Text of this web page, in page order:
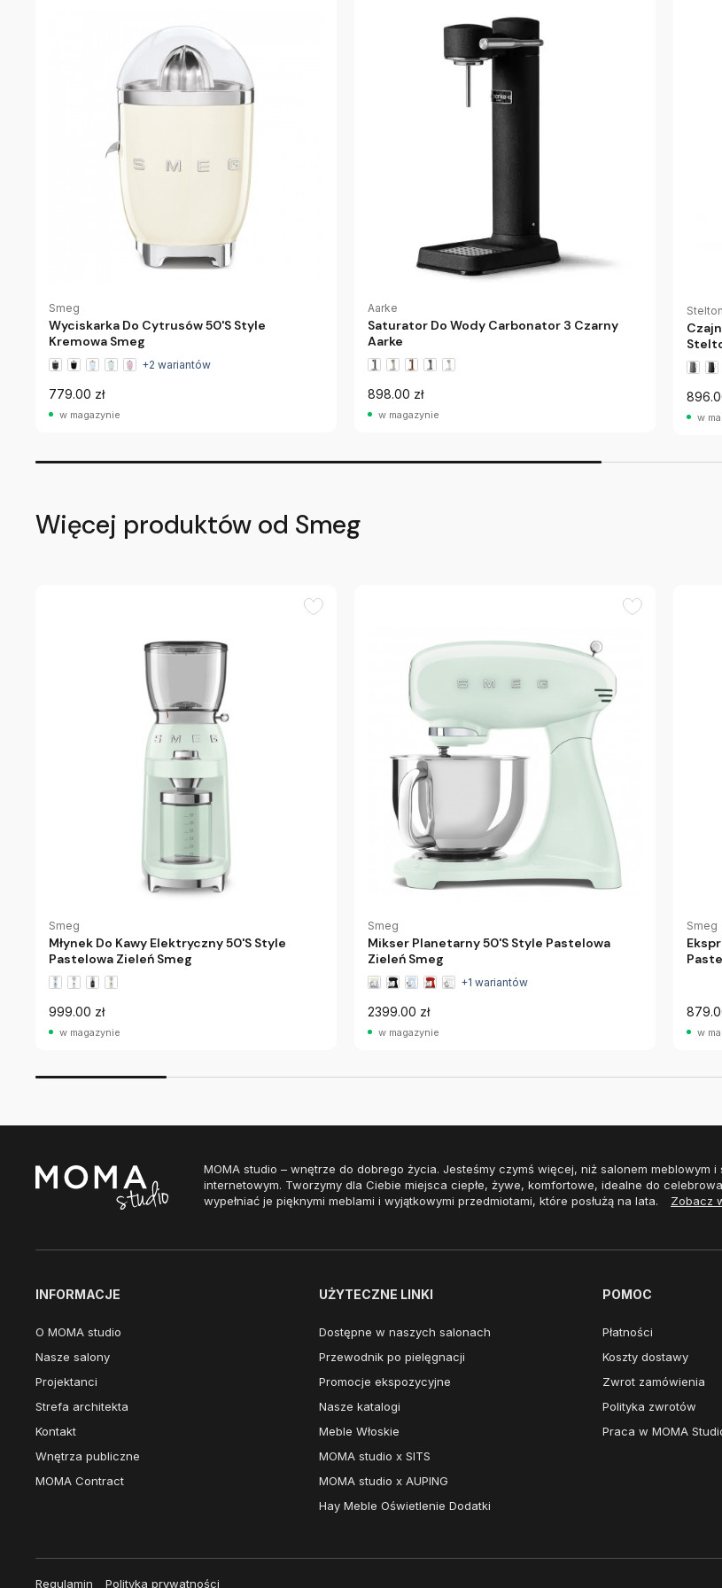
Smeg
Wyciskarka Do Cytrusów 50'S Style
Kremowa Smeg
+2 wariantów
779.00 zł
w magazynie
Aarke
Saturator Do Wody Carbonator 3 Czarny
Aarke
898.00 zł
w magazynie
Stelton
w
Więcej produktów od Smeg
Smeg
Młynek Do Kawy Elektryczny 50'S Style
Pastelowa Zieleń Smeg
999.00 zł
w magazynie
Smeg
Mikser Planetarny 50'S Style Pastelowa
Zieleń Smeg
+1 wariantów
2399.00 zł
w magazynie
Smeg
w
MOMA studio – wnętrze do dobrego życia. Jesteśmy czymś więcej, niż salonem meblowym i
internetowym. Tworzymy dla Ciebie miejsca ciepłe, żywe, komfortowe, idealne do
wypełniać je pięknymi meblami i wyjątkowymi przedmiotami, które posłużą na lata.
Zobacz
INFORMACJE
O MOMA studio
Nasze salony
Projektanci
Strefa architekta
Kontakt
Wnętrza publiczne
MOMA Contract
UŻYTECZNE LINKI
Dostępne w naszych salonach
Przewodnik po pielęgnacji
Promocje ekspozycyjne
Nasze katalogi
Meble Włoskie
MOMA studio x SITS
MOMA studio x AUPING
Hay Meble Oświetlenie Dodatki
POMOC
Płatności
Koszty dostawy
Zwrot zamówienia
Polityka zwrotów
Praca w MOMA
Regulamin Polityka prywatności